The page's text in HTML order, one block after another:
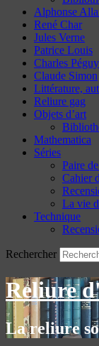
Alphonse
René Char
Jules Verne
Patrice Louis
Charles Péguy
Claude Simon
Littérature,
Reliure gag
Objets d’art
Mathematica
Séries
Paire
Cahier
La vie
Technique
Rechercher
Reliure
La reliure